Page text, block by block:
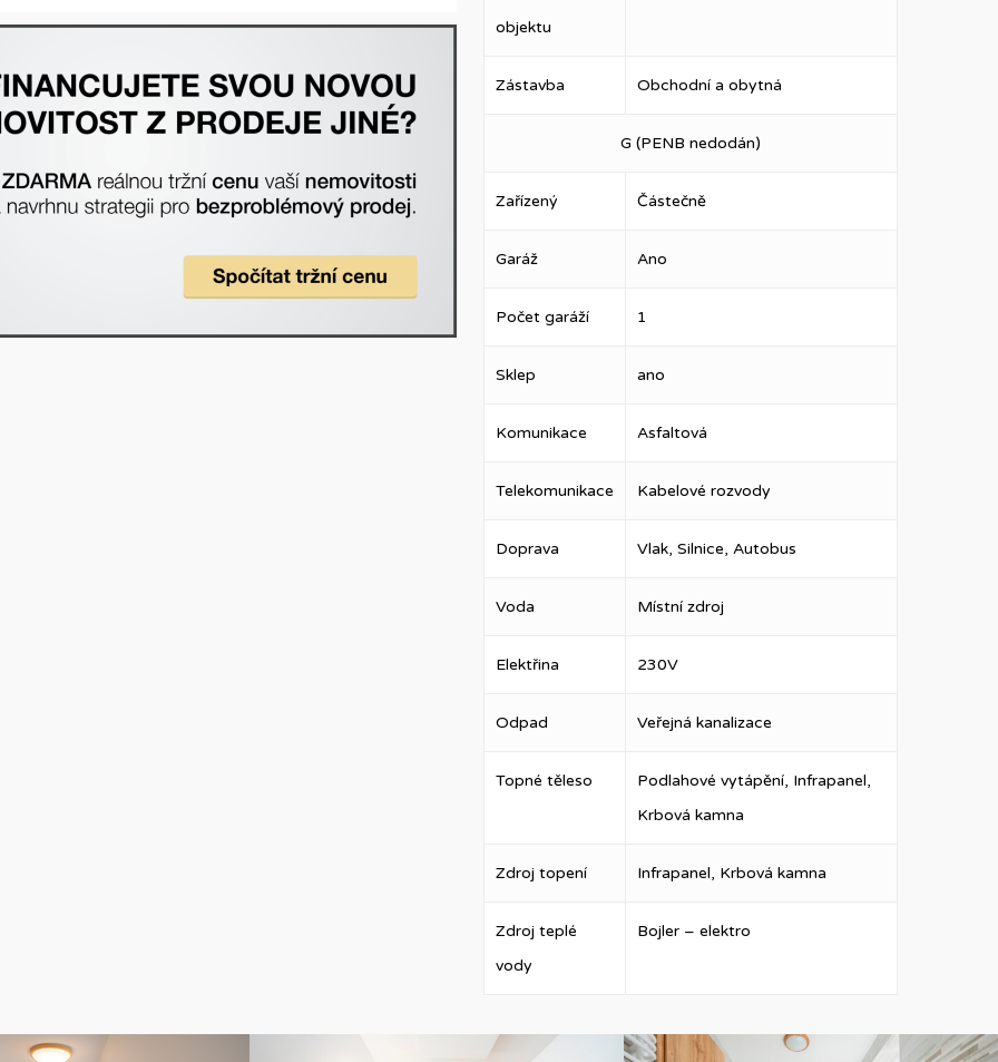
objektu
Zástavba Obchodní a obytná
G (PENB nedodán)
Zařízený Částečně
Garáž Ano
Počet garáží 1
Sklep ano
Komunikace Asfaltová
Telekomunikace Kabelové rozvody
Doprava Vlak, Silnice, Autobus
Voda Místní zdroj
Elektřina 230V
Odpad Veřejná kanalizace
Topné těleso
Podlahové vytápění, Infrapanel,
Krbová kamna
Zdroj topení Infrapanel, Krbová kamna
Zdroj teplé
vody
Bojler – elektro
DSC06804